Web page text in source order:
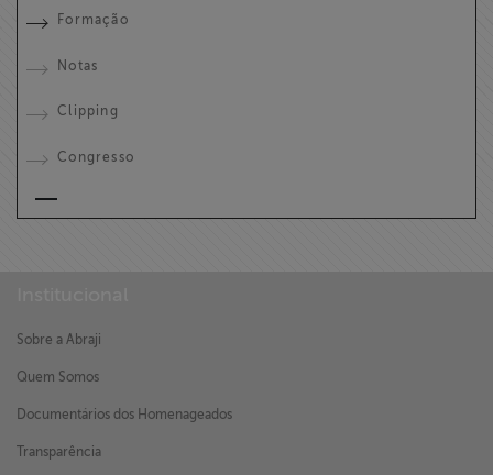
Formação
Notas
Clipping
Congresso
Sobre a Abraji
Quem Somos
Documentários dos Homenageados
Transparência